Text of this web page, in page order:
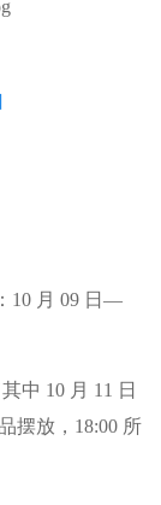
10 月 09 日—
中 10 月 11 日
摆放，18:00 所